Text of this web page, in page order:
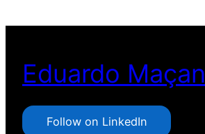
conteúdo
Eduardo Maçan
Follow on LinkedIn